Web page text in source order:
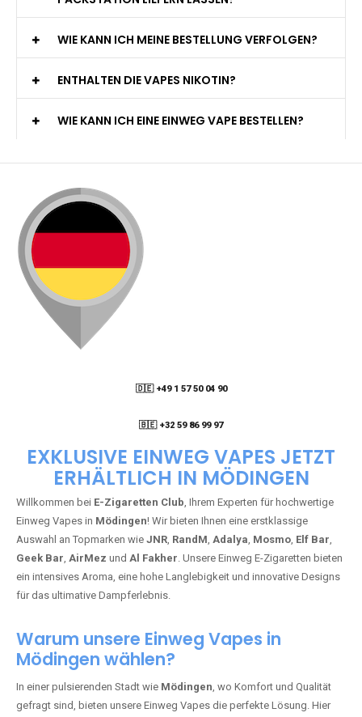
WIE KANN ICH MEINE BESTELLUNG VERFOLGEN?
ENTHALTEN DIE VAPES NIKOTIN?
WIE KANN ICH EINE EINWEG VAPE BESTELLEN?
🇩🇪 +49 1 57 50 04 90
🇧🇪 +32 59 86 99 97
EXKLUSIVE EINWEG VAPES JETZT
ERHÄLTLICH IN MÖDINGEN
Willkommen bei E-Zigaretten Club, Ihrem Experten für hochwertige
Einweg Vapes in Mödingen! Wir bieten Ihnen eine erstklassige
Auswahl an Topmarken wie JNR, RandM, Adalya, Mosmo, Elf Bar,
Geek Bar, AirMez und Al Fakher. Unsere Einweg E-Zigaretten bieten
ein intensives Aroma, eine hohe Langlebigkeit und innovative Designs
für das ultimative Dampferlebnis.
Warum unsere Einweg Vapes in
Mödingen wählen?
In einer pulsierenden Stadt wie Mödingen, wo Komfort und Qualität
gefragt sind, bieten unsere Einweg Vapes die perfekte Lösung. Hier